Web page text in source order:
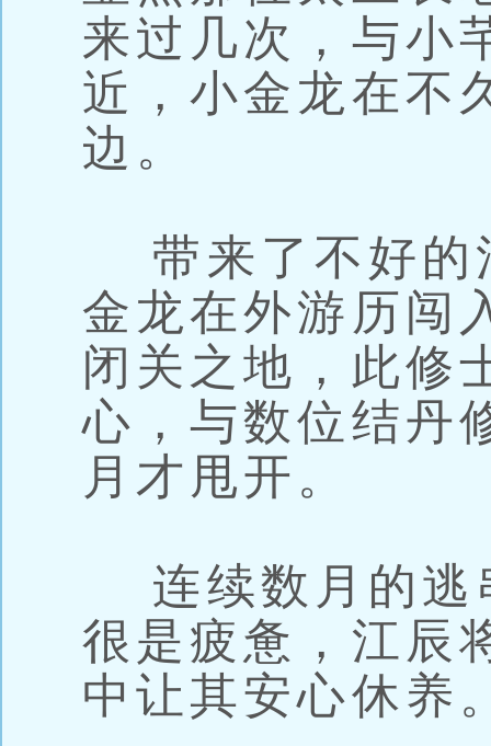
来过几次，与小
近，小金龙在不
边。
带来了不好的
金龙在外游历闯
闭关之地，此修
心，与数位结丹
月才甩开。
连续数月的逃
很是疲惫，江辰
中让其安心休养